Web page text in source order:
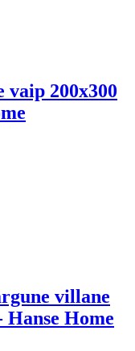
vaip 200x300
villane
Hanse Home